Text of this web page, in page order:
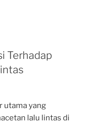
Terhadap
utama yang
lalu lintas di